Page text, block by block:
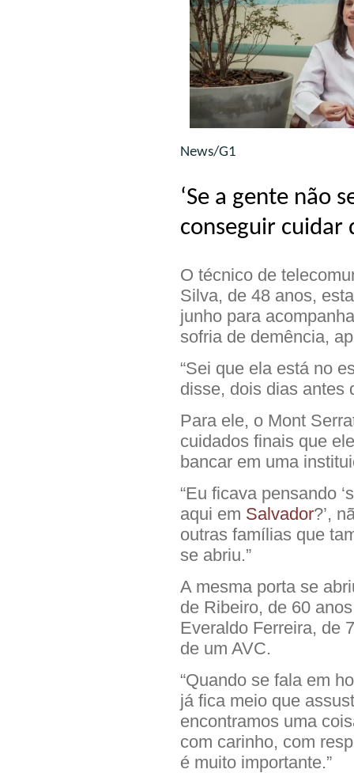
News/G1
‘Se a gente não
conseguir cuidar
O técnico de
Silva, de 48 anos,
junho para
sofria de demência,
“Sei que ela está no
disse, dois dias antes
Para ele, o Mont
cuidados finais que
bancar em uma
“Eu ficava pensando
aqui em Salvador?’,
outras famílias que
se abriu.”
A mesma porta se
de Ribeiro, de 60
Everaldo Ferreira, de
de um AVC.
“Quando se fala em
já fica meio que
encontramos uma
com carinho, com
é muito importante.”